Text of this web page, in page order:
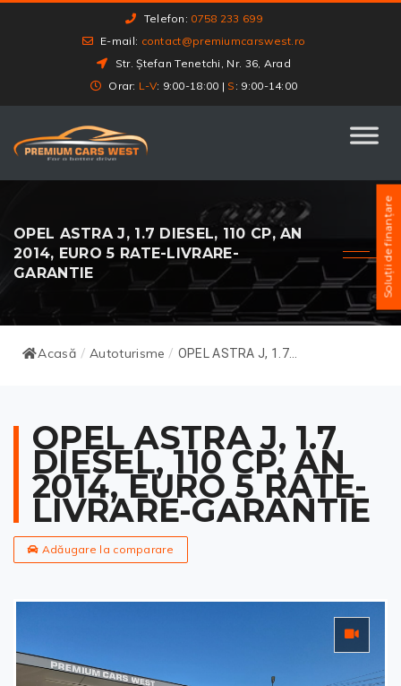
Telefon: 0758 233 699
E-mail: contact@premiumcarswest.ro
Str. Ștefan Tenetchi, Nr. 36, Arad
Orar: L-V: 9:00-18:00 | S : 9:00-14:00
OPEL ASTRA J, 1.7 DIESEL, 110 CP, AN
2014, EURO 5 RATE-LIVRARE-
GARANTIE
Acasă / Autoturisme / OPEL ASTRA J, 1.7...
OPEL ASTRA J, 1.7
DIESEL, 110 CP, AN
2014, EURO 5 RATE-
LIVRARE-GARANTIE
Adăugare la comparare
Soluții de finanțare